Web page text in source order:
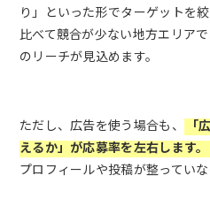
り」といった形でターゲットを
比べて競合が少ない地方エリア
のリーチが見込めます。
ただし、広告を使う場合も、
「
えるか」が応募率を左右します。
プロフィールや投稿が整ってい